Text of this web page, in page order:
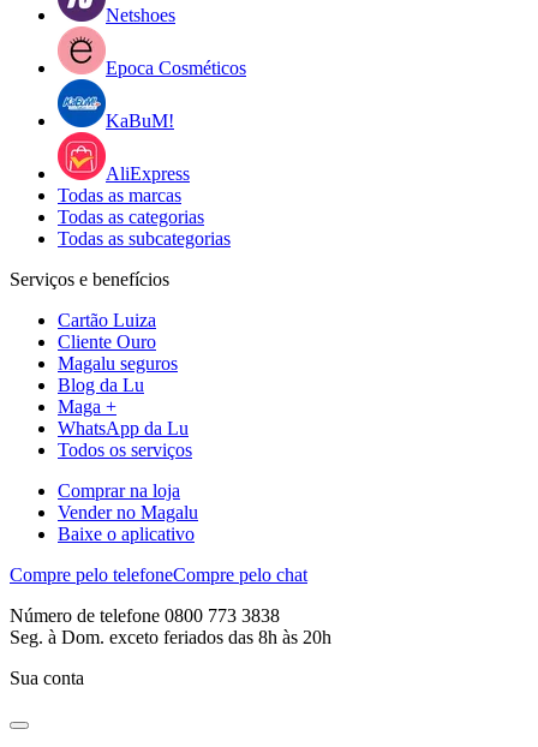
Netshoes
Epoca Cosméticos
KaBuM!
AliExpress
Todas as marcas
Todas as categorias
Todas as subcategorias
Serviços e benefícios
Cartão Luiza
Cliente Ouro
Magalu seguros
Blog da Lu
Maga +
WhatsApp da Lu
Todos os serviços
Comprar na loja
Vender no Magalu
Baixe o aplicativo
Compre pelo telefoneCompre pelo chat
Número de telefone 0800 773 3838
Seg. à Dom. exceto feriados das 8h às 20h
Sua conta